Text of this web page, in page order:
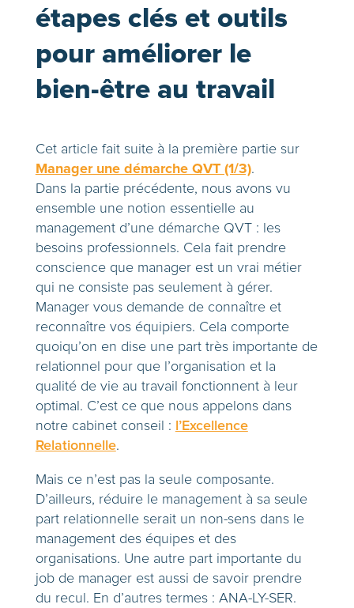
étapes clés et outils
pour améliorer le
bien-être au travail
Cet article fait suite à la première partie sur
Manager une démarche QVT (1/3).
Dans la partie précédente, nous avons vu
ensemble une notion essentielle au
management d’une démarche QVT : les
besoins professionnels. Cela fait prendre
conscience que manager est un vrai métier
qui ne consiste pas seulement à gérer.
Manager vous demande de connaître et
reconnaître vos équipiers. Cela comporte
quoiqu’on en dise une part très importante de
relationnel pour que l’organisation et la
qualité de vie au travail fonctionnent à leur
optimal. C’est ce que nous appelons dans
notre cabinet conseil : l’Excellence
Relationnelle.
Mais ce n’est pas la seule composante.
D’ailleurs, réduire le management à sa seule
part relationnelle serait un non-sens dans le
management des équipes et des
organisations. Une autre part importante du
job de manager est aussi de savoir prendre
du recul. En d’autres termes : ANA-LY-SER.